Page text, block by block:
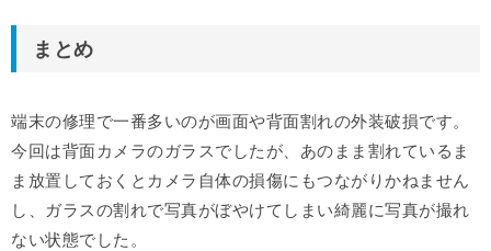
まとめ
端末の修理で一番多いのが画面や背面割れの外装破損です。
今回は背面カメラのガラスでしたが、あのまま割れているま
ま放置しておくとカメラ自体の損傷にもつながりかねません
し、ガラスの割れで写真がぼやけてしまい綺麗に写真が撮れ
ない状態でした。